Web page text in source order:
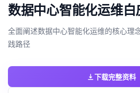
数据中心智能化运维白
全面阐述数据中心智能化运维的核心理
践路径
下载完整资料